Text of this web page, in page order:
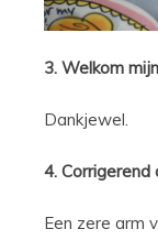
3. Welkom
Dankjewel.
4.
Een zere arm